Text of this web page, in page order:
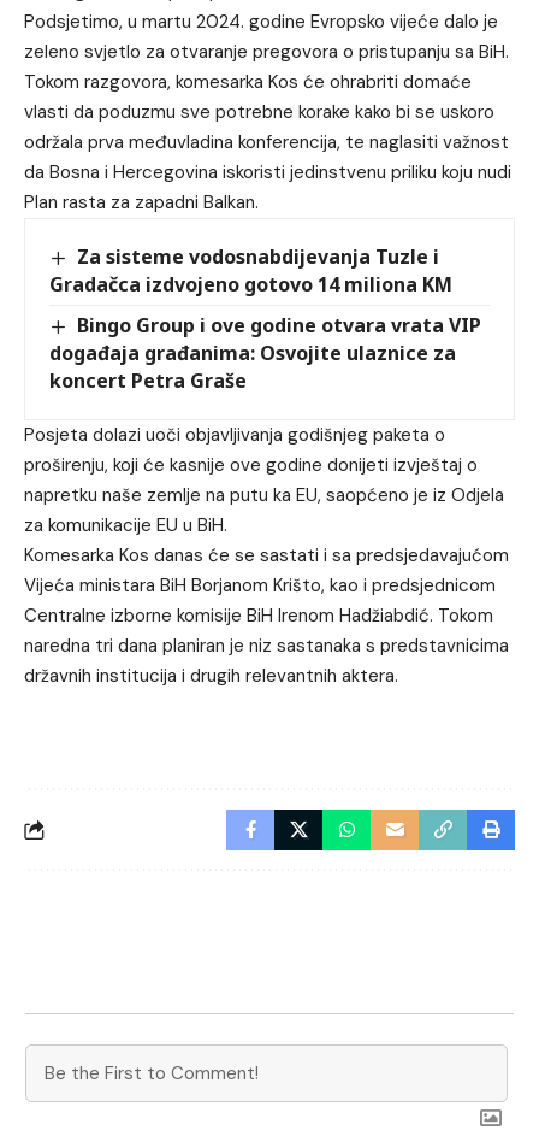
Podsjetimo, u martu 2024. godine Evropsko vijeće dalo je
zeleno svjetlo za otvaranje pregovora o pristupanju sa BiH.
Tokom razgovora, komesarka Kos će ohrabriti domaće
vlasti da poduzmu sve potrebne korake kako bi se uskoro
održala prva međuvladina konferencija, te naglasiti važnost
da Bosna i Hercegovina iskoristi jedinstvenu priliku koju nudi
Plan rasta za zapadni Balkan.
Za sisteme vodosnabdijevanja Tuzle i
Gradačca izdvojeno gotovo 14 miliona KM
Bingo Group i ove godine otvara vrata VIP
događaja građanima: Osvojite ulaznice za
koncert Petra Graše
Posjeta dolazi uoči objavljivanja godišnjeg paketa o
proširenju, koji će kasnije ove godine donijeti izvještaj o
napretku naše zemlje na putu ka EU, saopćeno je iz Odjela
za komunikacije EU u BiH.
Komesarka Kos danas će se sastati i sa predsjedavajućom
Vijeća ministara BiH Borjanom Krišto, kao i predsjednicom
Centralne izborne komisije BiH Irenom Hadžiabdić. Tokom
naredna tri dana planiran je niz sastanaka s predstavnicima
državnih institucija i drugih relevantnih aktera.